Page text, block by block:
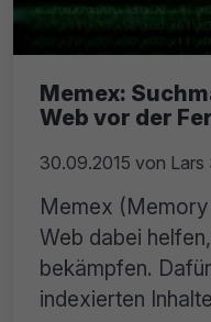
Memex:
Web vor der
30.09.2015 von Lars
Memex
Web dabei
bekämpfen.
indexierten